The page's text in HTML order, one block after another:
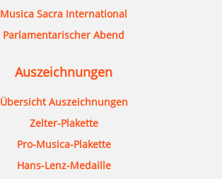
Musica Sacra International
Parlamentarischer Abend
Auszeichnungen
Übersicht Auszeichnungen
Zelter-Plakette
Pro-Musica-Plakette
Hans-Lenz-Medaille